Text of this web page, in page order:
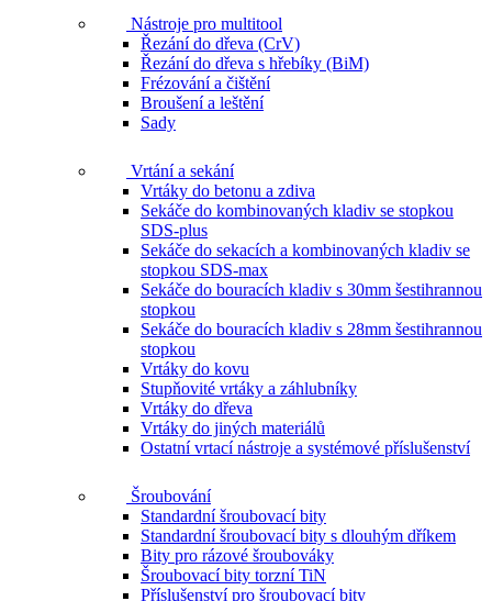
Nástroje pro multitool
Řezání do dřeva (CrV)
Řezání do dřeva s hřebíky (BiM)
Frézování a čištění
Broušení a leštění
Sady
Vrtání a sekání
Vrtáky do betonu a zdiva
Sekáče do kombinovaných kladiv se stopkou
SDS-plus
Sekáče do sekacích a kombinovaných kladiv se
stopkou SDS-max
Sekáče do bouracích kladiv s 30mm šestihrannou
stopkou
Sekáče do bouracích kladiv s 28mm šestihrannou
stopkou
Vrtáky do kovu
Stupňovité vrtáky a záhlubníky
Vrtáky do dřeva
Vrtáky do jiných materiálů
Ostatní vrtací nástroje a systémové příslušenství
Šroubování
Standardní šroubovací bity
Standardní šroubovací bity s dlouhým dříkem
Bity pro rázové šroubováky
Šroubovací bity torzní TiN
Příslušenství pro šroubovací bity